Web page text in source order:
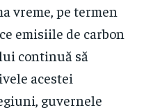
vreme, pe termen
emisiile de carbon
continuă să
acestei
guvernele